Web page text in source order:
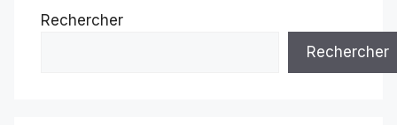
Rechercher
Rechercher